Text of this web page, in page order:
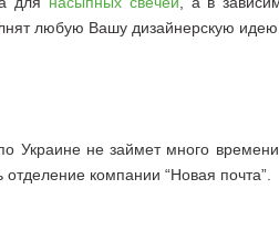
любую Вашу дизайнерскую
Украине не займет много
компании “Новая почта”.